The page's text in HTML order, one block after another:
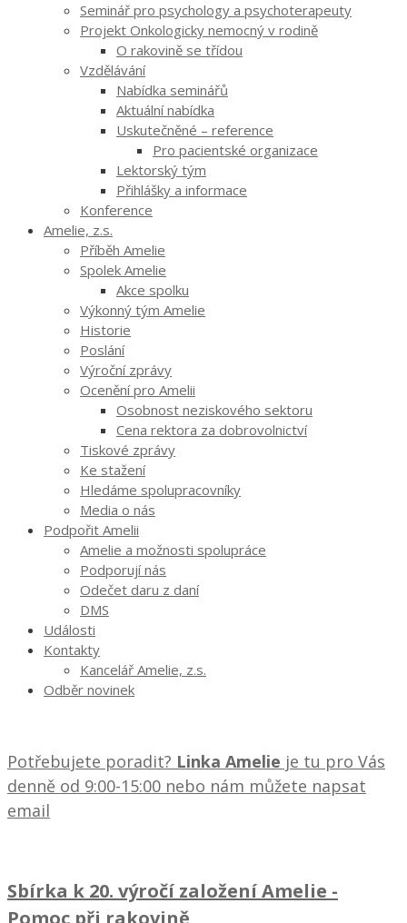
Seminář pro psychology a psychoterapeuty
Projekt Onkologicky nemocný v rodině
O rakovině se třídou
Vzdělávání
Nabídka seminářů
Aktuální nabídka
Uskutečněné – reference
Pro pacientské organizace
Lektorský tým
Přihlášky a informace
Konference
Amelie, z.s.
Příběh Amelie
Spolek Amelie
Akce spolku
Výkonný tým Amelie
Historie
Poslání
Výroční zprávy
Ocenění pro Amelii
Osobnost neziskového sektoru
Cena rektora za dobrovolnictví
Tiskové zprávy
Ke stažení
Hledáme spolupracovníky
Media o nás
Podpořit Amelii
Amelie a možnosti spolupráce
Podporují nás
Odečet daru z daní
DMS
Události
Kontakty
Kancelář Amelie, z.s.
Odběr novinek
Potřebujete poradit? Linka Amelie je tu pro Vás
denně od 9:00-15:00 nebo nám můžete napsat
email
Sbírka k 20. výročí založení Amelie -
Pomoc při rakovině